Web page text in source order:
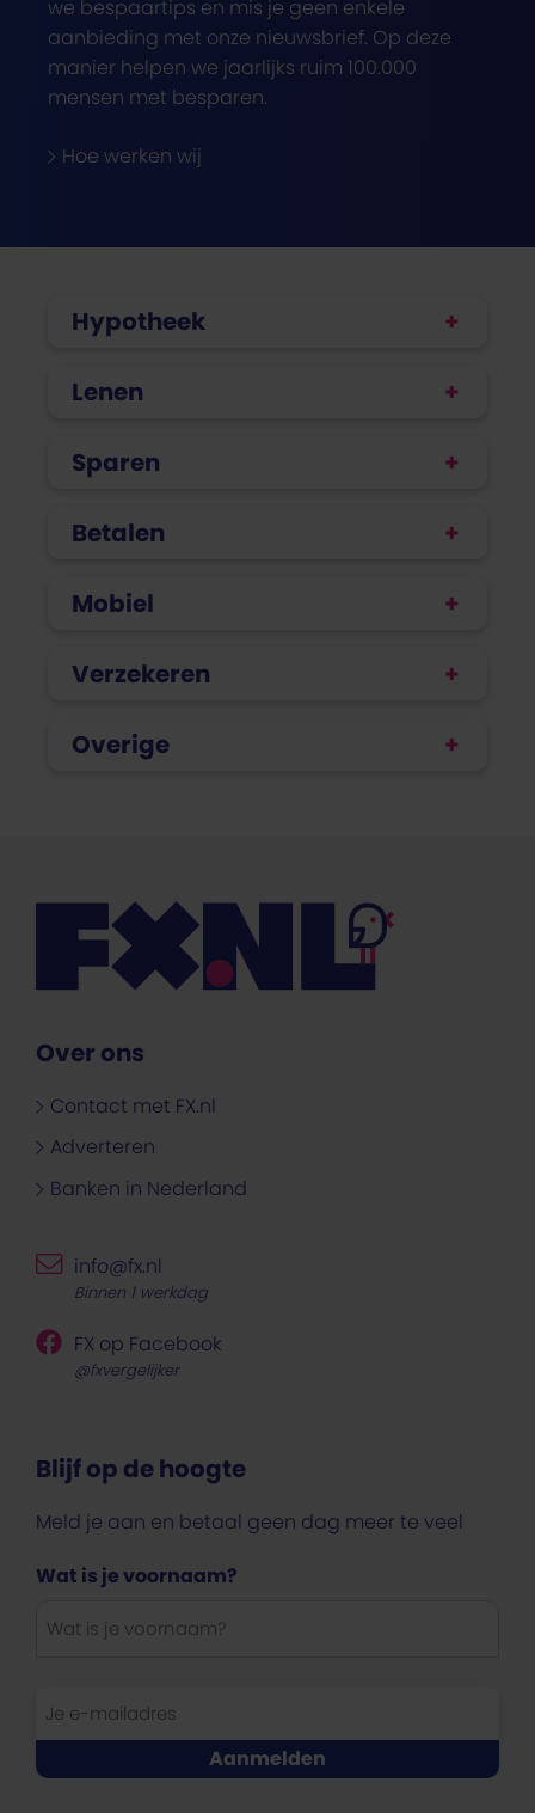
we bespaartips en mis je geen enkele
aanbieding met onze nieuwsbrief. Op deze
manier helpen we jaarlijks ruim 100.000
mensen met besparen.
Hoe werken wij
Hypotheek
Lenen
Sparen
Betalen
Mobiel
Verzekeren
Overige
Over ons
Contact met FX.nl
Adverteren
Banken in Nederland
Blijf op de hoogte
Meld je aan en betaal geen dag meer te veel
Wat is je voornaam?
info@fx.nl
Binnen 1 werkdag
FX op Facebook
@fxvergelijker